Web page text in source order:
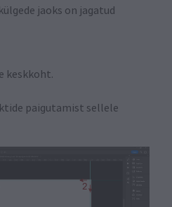
jaoks on jagatud
keskkoht.
paigutamist sellele